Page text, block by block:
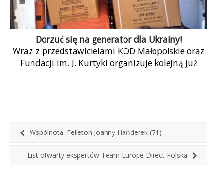
Dorzuć się na generator dla Ukrainy!
Wraz z przedstawicielami KOD Małopolskie oraz
Fundacji im. J. Kurtyki organizuje kolejną już
w domach.
Wspólnota. Felieton Joanny Hańderek (71)
List otwarty ekspertów Team Europe Direct Polska